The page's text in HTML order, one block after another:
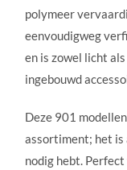
polymeer
eenvoudigweg
en is zowel licht
ingebouwd
Deze 901
assortiment; het is
nodig hebt.